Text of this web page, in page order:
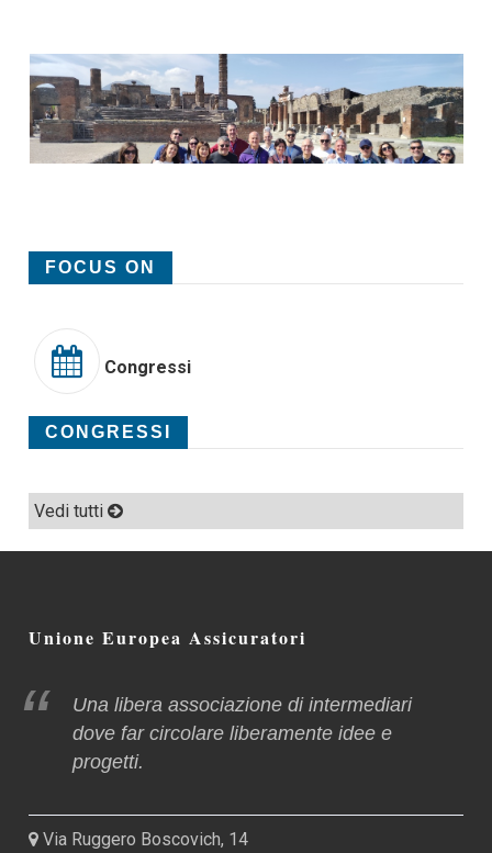
FOCUS ON
Congressi
CONGRESSI
Vedi tutti
Unione Europea Assicuratori
Una libera associazione di intermediari
dove far circolare liberamente idee e
progetti.
Via Ruggero Boscovich, 14